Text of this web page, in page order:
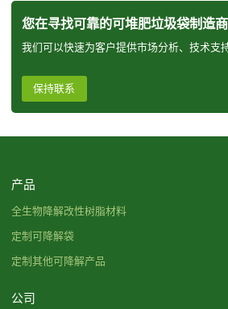
您在寻找可靠的可堆肥垃圾袋制造商
我们可以快速为客户提供市场分析、技术支
保持联系
产品
全生物降解改性树脂材料
定制可降解袋
定制其他可降解产品
公司